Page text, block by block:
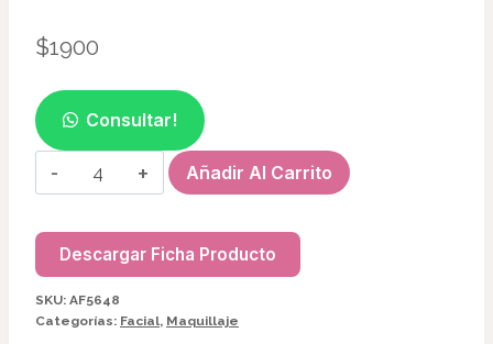
$1900
Consultar!
SERUM
FACIAL
cantidad
Añadir Al Carrito
Descargar Ficha Producto
SKU: AF5648
Categorías: Facial, Maquillaje